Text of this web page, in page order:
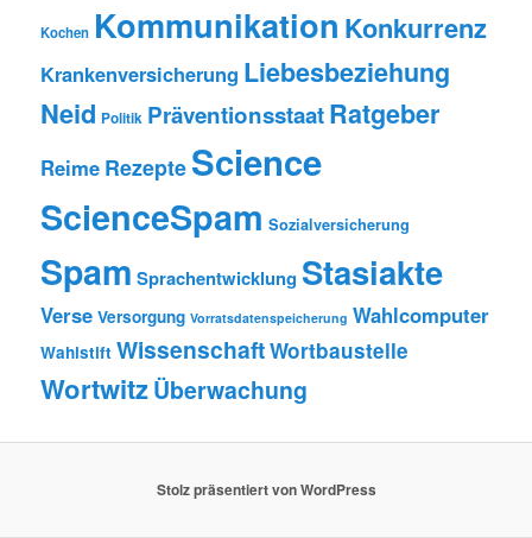
Kochen Kommunikation Konkurrenz
Krankenversicherung Liebesbeziehung
Neid Politik PräventionsstaatRatgeber
Reime Rezepte Science
ScienceSpam Sozialversicherung
Spam Sprachentwicklung Stasiakte
Verse Versorgung Vorratsdatenspeicherung Wahlcomputer
Wahlstift WissenschaftWortbaustelle
WortwitzÜberwachung
Stolz präsentiert von WordPress